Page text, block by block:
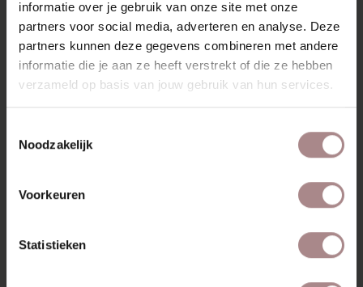
informatie over je gebruik van onze site met onze
partners voor social media, adverteren en analyse. Deze
partners kunnen deze gegevens combineren met andere
informatie die je aan ze heeft verstrekt of die ze hebben
verzameld op basis van jouw gebruik van hun services.
Noodzakelijk
Voorkeuren
Statistieken
SAV & ØKSE BANKEN COLLECTIE
STOFSTALEN BESTELLEN
GARANTIE
RECENT BEKEKEN